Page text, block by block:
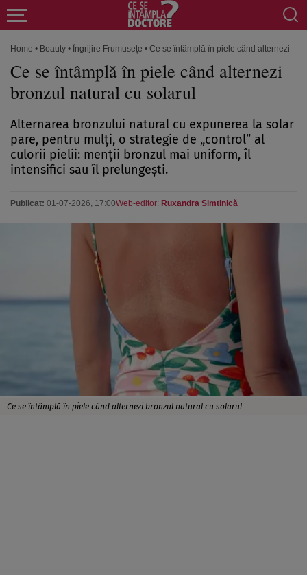
Home • Beauty • Îngrijire Frumusețe • Ce se întâmplă în piele când alternezi
Ce se întâmplă în piele când alternezi
bronzul natural cu solarul
Alternarea bronzului natural cu expunerea la solar
pare, pentru mulți, o strategie de „control” al
culorii pielii: menții bronzul mai uniform, îl
intensifici sau îl prelungești.
Publicat: 01-07-2026, 17:00Web-editor: Ruxandra Simtinică
Ce se întâmplă în piele când alternezi bronzul natural cu solarul